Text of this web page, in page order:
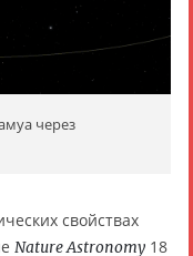
через
свойствах
Nature Astronomy 18